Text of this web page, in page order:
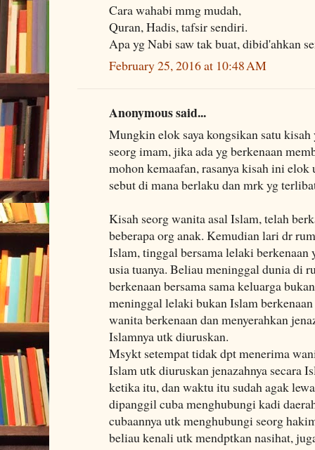
Cara wahabi mmg mudah,
Quran, Hadis, tafsir sendiri.
Apa yg Nabi saw tak buat, dibid'ahkan
February 25, 2016 at 10:48 AM
Anonymous said...
Mungkin elok saya kongsikan satu
seorg imam, jika ada yg berkenaan
mohon kemaafan, rasanya kisah ini
sebut di mana berlaku dan mrk yg
Kisah seorg wanita asal Islam, telah
beberapa org anak. Kemudian lari dr
Islam, tinggal bersama lelaki berkenaan
usia tuanya. Beliau meninggal dunia di
berkenaan bersama sama keluarga
meninggal lelaki bukan Islam
wanita berkenaan dan menyerahkan
Islamnya utk diuruskan.
Msykt setempat tidak dpt menerima
Islam utk diuruskan jenazahnya secara
ketika itu, dan waktu itu sudah agak
dipanggil cuba menghubungi kadi
cubaannya utk menghubungi seorg
beliau kenali utk mendptkan nasihat,